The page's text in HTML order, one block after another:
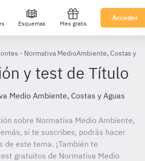
Esquemas Mes gratis
Acceder
- Normativa MedioAmbiente, Costas y
y test de Título
Medio Ambiente, Costas y Aguas
sobre Normativa Medio Ambiente,
si te suscribes, podrás hacer
de este tema. ¡También te
gratuitos de Normativa Medio